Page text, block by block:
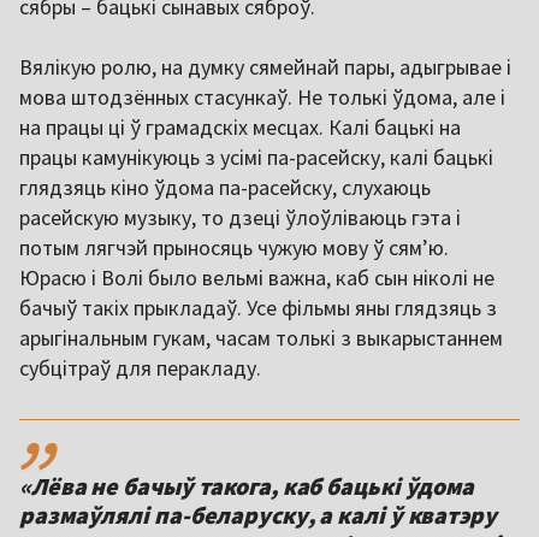
сябры – бацькі сынавых сяброў.
Вялікую ролю, на думку сямейнай пары, адыгрывае і
мова штодзённых стасункаў. Не толькі ўдома, але і
на працы ці ў грамадскіх месцах. Калі бацькі на
працы камунікуюць з усімі па-расейску, калі бацькі
глядзяць кіно ўдома па-расейску, слухаюць
расейскую музыку, то дзеці ўлоўліваюць гэта і
потым лягчэй прыносяць чужую мову ў сямʼю.
Юрасю і Волі было вельмі важна, каб сын ніколі не
бачыў такіх прыкладаў. Усе фільмы яны глядзяць з
арыгінальным гукам, часам толькі з выкарыстаннем
субцітраў для перакладу.
,,
«Лёва не бачыў такога, каб бацькі ўдома
размаўлялі па-беларуску, а калі ў кватэру